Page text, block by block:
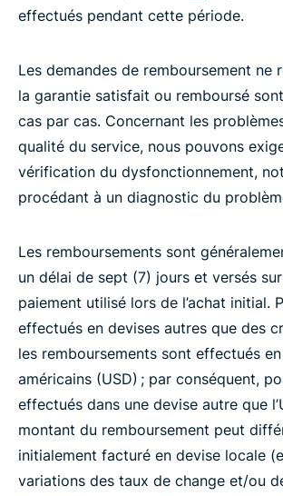
effectués pendant cette période.
Les demandes de remboursement ne
la garantie satisfait ou remboursé
cas par cas. Concernant les
qualité du service, nous pouvons
vérification du dysfonctionnement,
procédant à un diagnostic du
Les remboursements sont
un délai de sept (7) jours et versés
paiement utilisé lors de l’achat initial.
effectués en devises autres que des
les remboursements sont effectués
américains (USD) ; par conséquent,
effectués dans une devise autre que
montant du remboursement peut
initialement facturé en devise locale
variations des taux de change et/ou